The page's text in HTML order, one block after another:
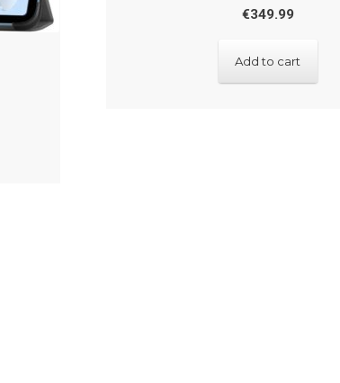
€349.99
Add to cart